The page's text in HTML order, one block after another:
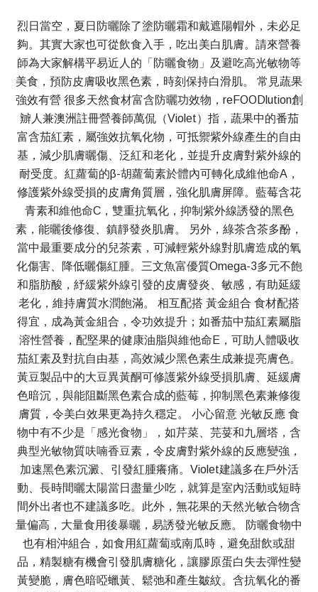
烈日當空，夏日防曬除了塗防曬霜和戴遮陽帽外，未必足
夠。其實大家也可從飲食入手，吃出美白肌膚。請來營養
師為大家解構平易近人的「防曬食物」及避吃高光敏物等
美食，預防皮膚吸收黑色素，時刻保持白滑肌。 常見蔬果
強效有營 很多天然食材富含防曬功效物，reFOODlution創
辧人兼澳洲註冊營養師萬侃（Violet）指，蔬果中的番茄
富含茄紅素，屬強效抗氧化物，可抵禦紫外線產生的自由
基，減少肌膚曬傷、泛紅和老化，並提升皮膚對紫外線的
耐受度。紅蘿蔔的β-胡蘿蔔素於體內可轉化成維他命A，
修護紫外線受損的皮膚角質層，強化肌膚屏障。藍莓含花
青素和維他命C，雙重抗氧化，抑制紫外線誘發的黑色
素，能曬後修復、鎮靜發炎肌膚。 另外，綠茶含茶多酚，
當中最重要成分的兒茶素，可減輕紫外線對肌膚造成的氧
化傷害、降低曬傷紅腫。三文魚富優質Omega-3多元不飽
和脂肪酸，紓緩紫外線引發的皮膚發炎、敏感，有助延緩
老化，維持膚質水潤飽滿。 相互配搭 黃金組合 食材配搭
得宜，成為黃金組合，令功效提升；如番茄中茄紅素屬脂
溶性營養，配堅果的健康油脂與維他命E，可助人體吸收
茄紅素及對抗自由基，高效減少黑色素生成兼提亮膚色。
黃豆製品中的大豆異黃酮可修護紫外線受損肌膚、延緩膚
色暗沉，與能阻斷黑色素合成的藍莓，抑制黑色素兼修復
膚質，令美白效果更為持久穩定。 小心留意 光敏反應 食
物中有不少是「感光食物」，如芹菜、芫荽和九層塔，含
典型光敏物質呋喃香豆素，令皮膚對紫外線的反應變強，
加速黑色素沉澱、引發紅腫癢痛。Violet建議多在戶外活
動、長時間曬太陽當日盡量少吃，就算是室內活動或短時
間外出者也不建議多吃。此外，無花果的天然光敏合物含
量偏高，大量食用後暴曬，易誘發光敏反應。 防曬食物中
也有相沖組合，如食用紅蘿蔔或南瓜時，避免甜飲或甜
品，精製糖有機會引發肌膚糖化，讓膠原蛋白失去彈性變
黃變脆，膚色暗啞蠟黃、鬆弛和產生皺紋。含抗氧化的番